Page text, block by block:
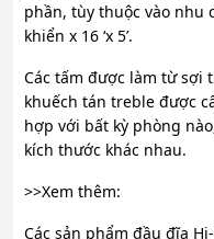
phần, tùy thuộc vào nhu
khiển x 16 ‘x 5’.
Các tấm được làm từ
khuếch tán treble được
hợp với bất kỳ phòng
kích thước khác nhau.
>>Xem thêm:
Các sản phẩm đầu đĩa